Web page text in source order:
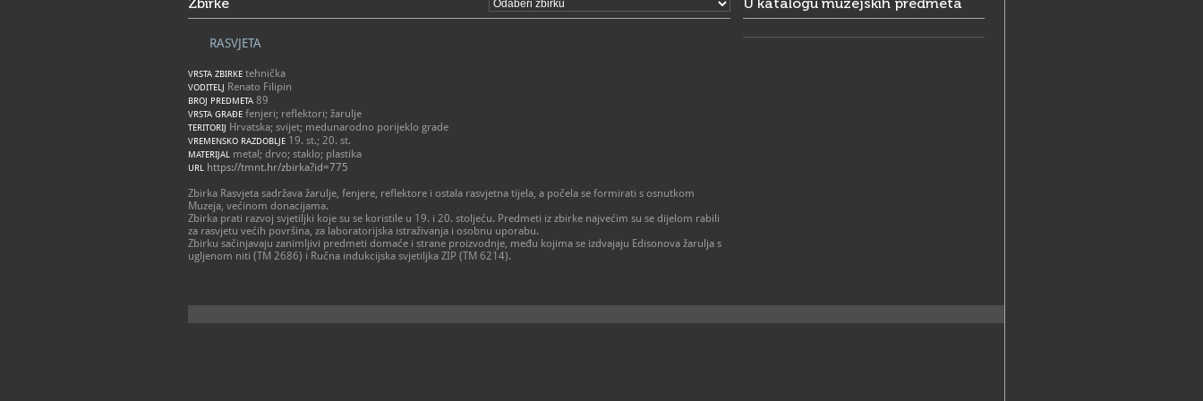
RASVJETA
VRSTA ZBIRKE tehnička
VODITELJ Renato Filipin
BROJ PREDMETA 89
VRSTA GRAĐE fenjeri; reflektori; žarulje
TERITORIJ Hrvatska; svijet; medunarodno porijeklo grade
VREMENSKO RAZDOBLJE 19. st.; 20. st.
MATERIJAL metal; drvo; staklo; plastika
URL https://tmnt.hr/zbirka?id=775
Zbirka Rasvjeta sadržava žarulje, fenjere, reflektore i ostala rasvjetna tijela, a počela se formirati s osnutkom
Muzeja, većinom donacijama.
Zbirka prati razvoj svjetiljki koje su se koristile u 19. i 20. stoljeću. Predmeti iz zbirke najvećim su se dijelom rabili
za rasvjetu većih površina, za laboratorijska istraživanja i osobnu uporabu.
Zbirku sačinjavaju zanimljivi predmeti domaće i strane proizvodnje, među kojima se izdvajaju Edisonova žarulja s
ugljenom niti (TM 2686) i Ručna indukcijska svjetiljka ZIP (TM 6214).